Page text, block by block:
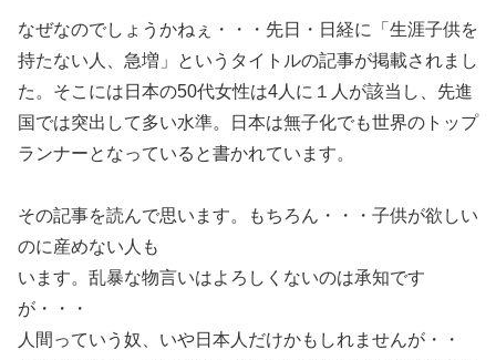
なぜなのでしょうかねぇ・・・先日・日経に「生涯子供を
持たない人、急増」というタイトルの記事が掲載されまし
た。そこには日本の50代女性は4人に１人が該当し、先進
国では突出して多い水準。日本は無子化でも世界のトップ
ランナーとなっていると書かれています。
その記事を読んで思います。もちろん・・・子供が欲しい
のに産めない人も
います。乱暴な物言いはよろしくないのは承知です
が・・・
人間っていう奴、いや日本人だけかもしれませんが・・